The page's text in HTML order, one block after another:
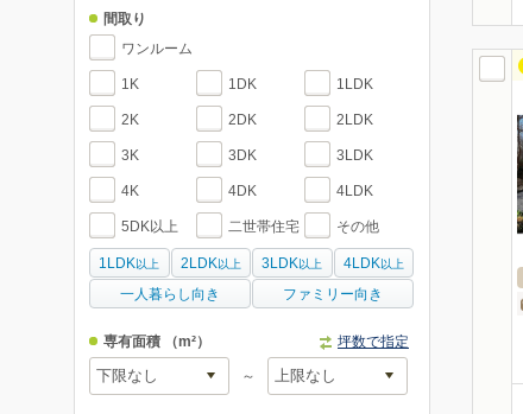
間取り
ワンルーム
1K 1DK 1LDK
2K 2DK 2LDK
3K 3DK 3LDK
4K 4DK 4LDK
5DK以上 二世帯住宅 その他
1LDK 以上 2LDK 以上 3LDK 以上 4LDK 以上
一人暮らし向き ファミリー向き
専有面積 （m²） 坪数で指定
～